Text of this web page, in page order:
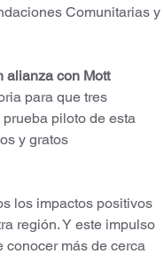
Comunitarias y
alianza con Mott
para que tres
piloto de esta
y gratos
los impactos positivos
región. Y este impulso
conocer más de cerca